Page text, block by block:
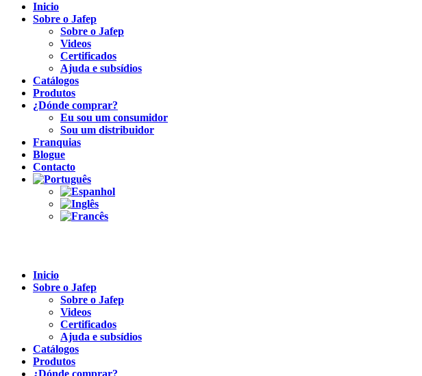
Inicio
Sobre o Jafep
Sobre o Jafep
Videos
Certificados
Ajuda e subsídios
Catálogos
Produtos
¿Dónde comprar?
Eu sou um consumidor
Sou um distribuidor
Franquias
Blogue
Contacto
Inicio
Sobre o Jafep
Sobre o Jafep
Videos
Certificados
Ajuda e subsídios
Catálogos
Produtos
¿Dónde comprar?